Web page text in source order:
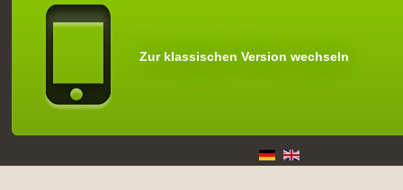
Zur klassischen Version wechseln